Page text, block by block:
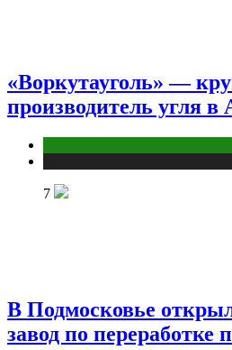
«Воркутауголь» —
производитель угля в
7
В Подмосковье
завод по переработке